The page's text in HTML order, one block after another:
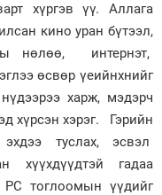
хүргэв үү. Аллага
кино уран бүтээл,
нөлөө, интернэт,
өсвөр үеийнхнийг
харж, мэдэрч
хүрсэн хэрэг. Гэрийн
туслах, эсвэл
хүүхдүүдтэй гадаа
тоглоомын үүдийг